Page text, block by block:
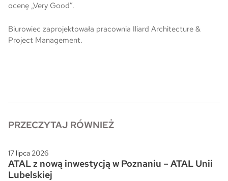
ocenę „Very Good”.
Biurowiec zaprojektowała pracownia Iliard Architecture &
Project Management.
PRZECZYTAJ RÓWNIEŻ
17 lipca 2026
ATAL z nową inwestycją w Poznaniu – ATAL Unii
Lubelskiej